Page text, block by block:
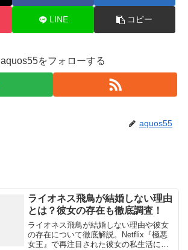
LINE コピー
aquos55をフォローする
aquos55
ライオネス飛鳥が結婚しない理由
とは？彼女の存在も徹底調査！
ライオネス飛鳥が結婚しない理由や彼女
の存在について徹底解説。Netflix『極悪
女王』で再注目された彼女の私生活に迫